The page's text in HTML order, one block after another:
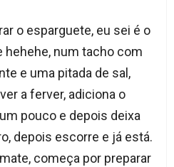
o esparguete, eu sei é o
num tacho com
e uma pitada de sal,
a ferver, adiciona o
pouco e depois deixa
depois escorre e já está.
começa por preparar